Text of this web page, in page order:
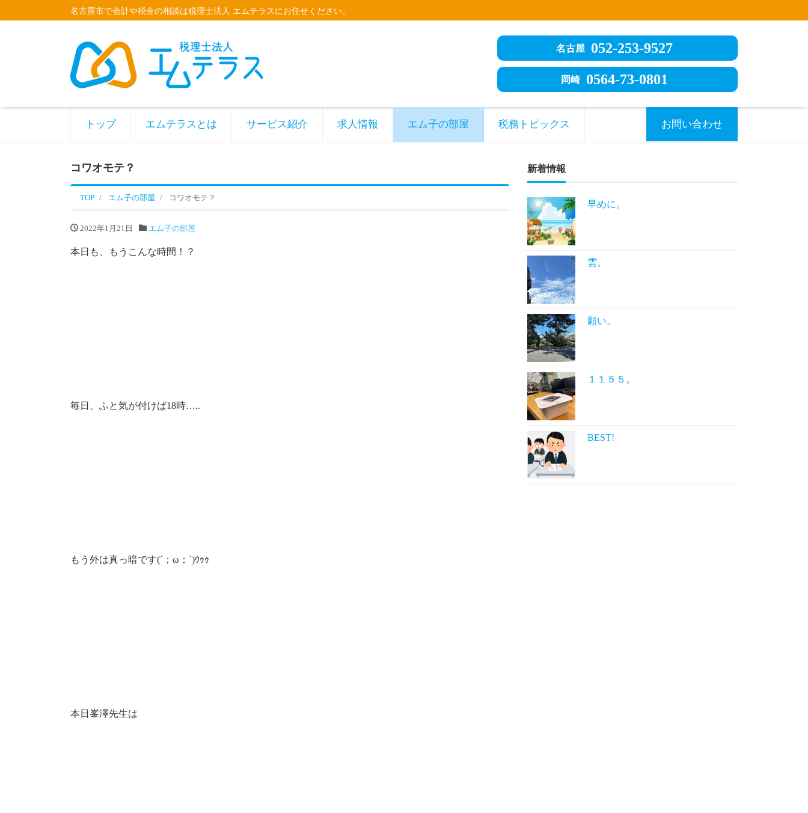
名古屋市で会計や税金の相談は税理士法人 エムテラスにお任せください。
名古屋 052-253-9527
岡崎 0564-73-0801
トップ エムテラスとは サービス紹介 求人情報 エム子の部屋 税務トピックス お問い合わせ
コワオモテ？
TOP エム子の部屋 コワオモテ？
2022年1月21日 エム子の部屋
本日も、もうこんな時間！？
毎日、ふと気が付けば18時…..
もう外は真っ暗です(´；ω；`)ｳｩｩ
本日峯澤先生は
新着情報
早めに。
雲。
願い。
１１５５。
BEST!